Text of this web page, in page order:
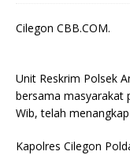
Cilegon CBB.COM.
Unit Reskrim Polsek
bersama masyarakat
Wib, telah
Kapolres Cilegon